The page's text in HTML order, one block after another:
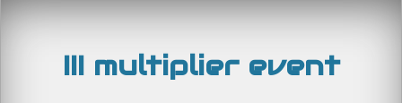
III multiplier event